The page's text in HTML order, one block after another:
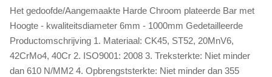
Het gedoofde/Aangemaakte Harde Chroom plateerde Bar met
Hoogte - kwaliteitsdiameter 6mm - 1000mm Gedetailleerde
Productomschrijving 1. Materiaal: CK45, ST52, 20MnV6,
42CrMo4, 40Cr 2. ISO9001: 2008 3. Treksterkte: Niet minder
dan 610 N/MM2 4. Opbrengststerkte: Niet minder dan 355